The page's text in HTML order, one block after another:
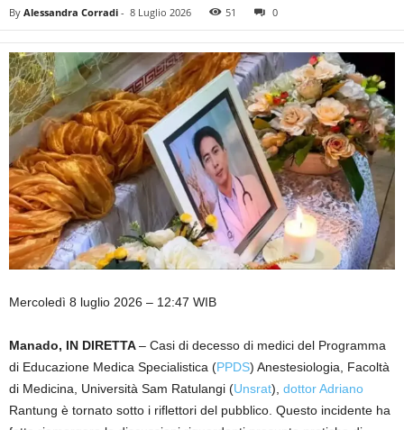
By Alessandra Corradi - 8 Luglio 2026 51 0
Mercoledì 8 luglio 2026 – 12:47 WIB
Manado, IN DIRETTA– Casi di decesso di medici del Programma
di Educazione Medica Specialistica (PPDS) Anestesiologia, Facoltà
di Medicina, Università Sam Ratulangi (Unsrat), dottor Adriano
Rantung è tornato sotto i riflettori del pubblico. Questo incidente ha